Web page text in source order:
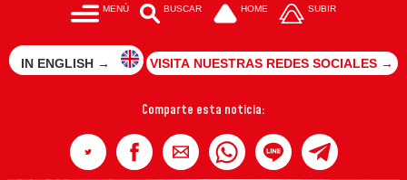
MENÚ BUSCAR HOME SUBIR
IN ENGLISH → VISITA NUESTRAS REDES SOCIALES →
Comparte esta noticia: